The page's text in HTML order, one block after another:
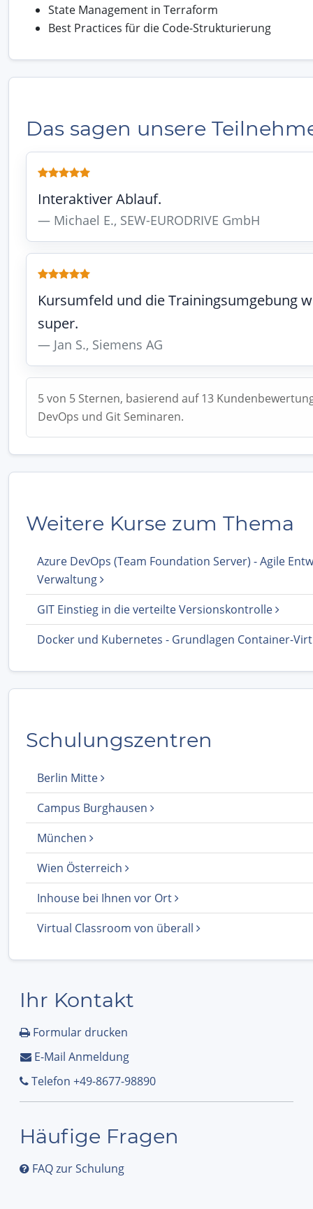
State Management in Terraform
Best Practices für die Code-Strukturierung
Das sagen unsere
Interaktiver Ablauf.
Michael E., SEW-EURODRIVE GmbH
Kursumfeld und die Trainingsumgebung
super.
Jan S., Siemens AG
5 von 5 Sternen, basierend auf 13
DevOps und Git Seminaren.
Weitere Kurse zum Thema
Azure DevOps (Team Foundation Server) - Agile
Verwaltung
GIT Einstieg in die verteilte Versionskontrolle
Docker und Kubernetes - Grundlagen Container-
Schulungszentren
Berlin Mitte
Campus Burghausen
München
Wien Österreich
Inhouse bei Ihnen vor Ort
Virtual Classroom von überall
Ihr Kontakt
Formular drucken
E-Mail Anmeldung
Telefon +49-8677-98890
Häufige Fragen
FAQ zur Schulung